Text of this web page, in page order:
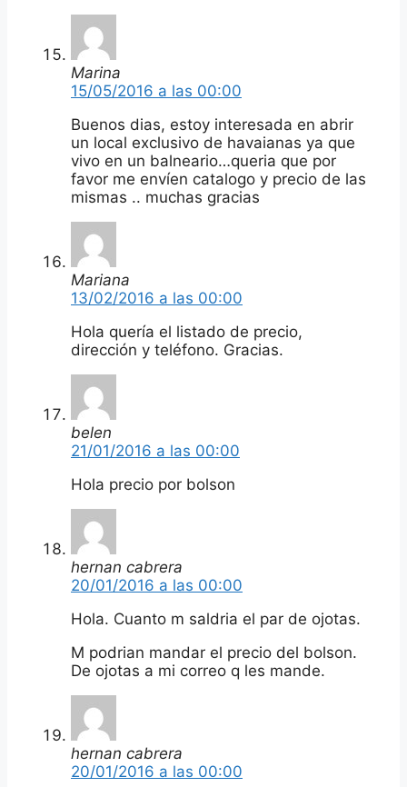
Marina
15/05/2016 a las 00:00
Buenos dias, estoy interesada en abrir
un local exclusivo de havaianas ya que
vivo en un balneario…queria que por
favor me envíen catalogo y precio de las
mismas .. muchas gracias
Mariana
13/02/2016 a las 00:00
Hola quería el listado de precio,
dirección y teléfono. Gracias.
belen
21/01/2016 a las 00:00
Hola precio por bolson
hernan cabrera
20/01/2016 a las 00:00
Hola. Cuanto m saldria el par de ojotas.
M podrian mandar el precio del bolson.
De ojotas a mi correo q les mande.
hernan cabrera
20/01/2016 a las 00:00